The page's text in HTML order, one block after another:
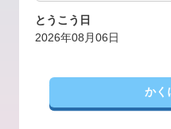
とうこう日
2026年08月06日
かく